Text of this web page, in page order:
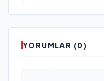
YORUMLAR (0)